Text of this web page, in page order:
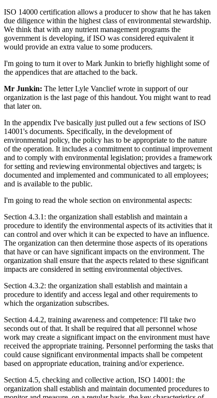
ISO 14000 certification allows a producer to show that he has taken
due diligence within the highest class of environmental stewardship.
We think that with any nutrient management programs the
government is developing, if ISO was considered equivalent it
would provide an extra value to some producers.
I'm going to turn it over to Mark Junkin to briefly highlight some of
the appendices that are attached to the back.
Mr Junkin: The letter Lyle Vanclief wrote in support of our
organization is the last page of this handout. You might want to read
that later on.
In the appendix I've basically just pulled out a few sections of ISO
14001's documents. Specifically, in the development of
environmental policy, the policy has to be appropriate to the nature
of the operation. It includes a commitment to continual improvement
and to comply with environmental legislation; provides a framework
for setting and reviewing environmental objectives and targets; is
documented and implemented and communicated to all employees;
and is available to the public.
I'm going to read the whole section on environmental aspects:
Section 4.3.1: the organization shall establish and maintain a
procedure to identify the environmental aspects of its activities that it
can control and over which it can be expected to have an influence.
The organization can then determine those aspects of its operations
that have or can have significant impacts on the environment. The
organization shall ensure that the aspects related to these significant
impacts are considered in setting environmental objectives.
Section 4.3.2: the organization shall establish and maintain a
procedure to identify and access legal and other requirements to
which the organization subscribes.
Section 4.4.2, training awareness and competence: I'll take two
seconds out of that. It shall be required that all personnel whose
work may create a significant impact on the environment must have
received the appropriate training. Personnel performing the tasks that
could cause significant environmental impacts shall be competent
based on appropriate education, training and/or experience.
Section 4.5, checking and collective action, ISO 14001: the
organization shall establish and maintain documented procedures to